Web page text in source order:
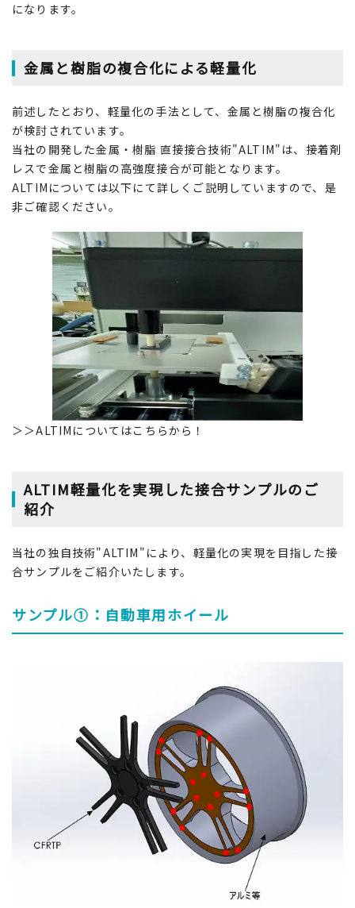
になります。
金属と樹脂の複合化による軽量化
前述したとおり、軽量化の手法として、金属と樹脂の複合化
が検討されています。
当社の開発した金属・樹脂 直接接合技術"ALTIM"は、接着剤
レスで金属と樹脂の高強度接合が可能となります。
ALTIMについては以下にて詳しくご説明していますので、是
非ご確認ください。
＞＞ALTIMについてはこちらから！
ALTIM軽量化を実現した接合サンプルのご
紹介
当社の独自技術"ALTIM"により、軽量化の実現を目指した接
合サンプルをご紹介いたします。
サンプル①：自動車用ホイール